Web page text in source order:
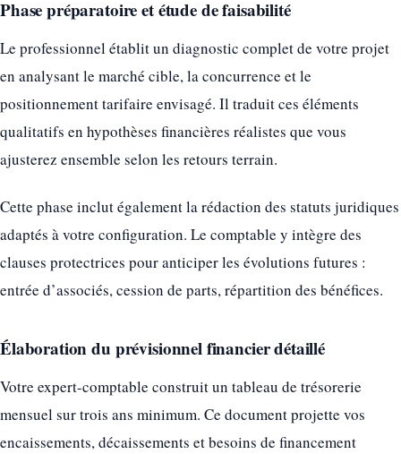
Phase préparatoire et étude de faisabilité
Le professionnel établit un diagnostic complet de votre projet
en analysant le marché cible, la concurrence et le
positionnement tarifaire envisagé. Il traduit ces éléments
qualitatifs en hypothèses financières réalistes que vous
ajusterez ensemble selon les retours terrain.
Cette phase inclut également la rédaction des statuts juridiques
adaptés à votre configuration. Le comptable y intègre des
clauses protectrices pour anticiper les évolutions futures :
entrée d’associés, cession de parts, répartition des bénéfices.
Élaboration du prévisionnel financier détaillé
Votre expert-comptable construit un tableau de trésorerie
mensuel sur trois ans minimum. Ce document projette vos
encaissements, décaissements et besoins de financement